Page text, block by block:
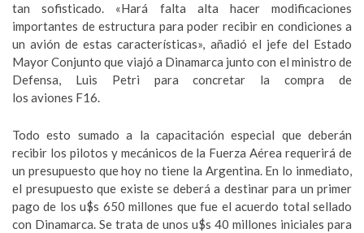
tan sofisticado. «Hará falta alta hacer modificaciones
importantes de estructura para poder recibir en condiciones a
un avión de estas características», añadió el jefe del Estado
Mayor Conjunto que viajó a Dinamarca junto con el ministro de
Defensa, Luis Petri para concretar la compra de
los aviones F16.
Todo esto sumado a la capacitación especial que deberán
recibir los pilotos y mecánicos de la Fuerza Aérea requerirá de
un presupuesto que hoy no tiene la Argentina. En lo inmediato,
el presupuesto que existe se deberá a destinar para un primer
pago de los u$s 650 millones que fue el acuerdo total sellado
con Dinamarca. Se trata de unos u$s 40 millones iniciales para